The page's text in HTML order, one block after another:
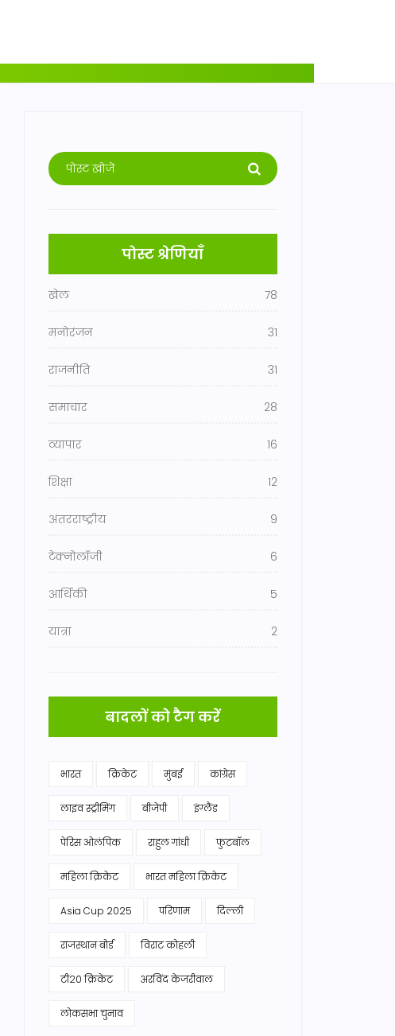
पोस्ट श्रेणियाँ
खेल 78
मनोरंजन 31
राजनीति 31
समाचार 28
व्यापार 16
शिक्षा 12
अंतरराष्ट्रीय 9
टेक्नोलॉजी 6
आर्थिकी 5
यात्रा 2
बादलों को टैग करें
भारत क्रिकेट मुंबई कांग्रेस
लाइव स्ट्रीमिंग बीजेपी इंग्लैंड
पेरिस ओलंपिक राहुल गांधी फुटबॉल
महिला क्रिकेट भारत महिला क्रिकेट
Asia Cup 2025 परिणाम दिल्ली
राजस्थान बोर्ड विराट कोहली
टी20 क्रिकेट अरविंद केजरीवाल
लोकसभा चुनाव